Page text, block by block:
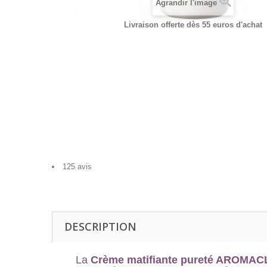
Agrandir l'image
Livraison offerte dès 55 euros d'achat
125 avis
DESCRIPTION
La Crème matifiante pureté